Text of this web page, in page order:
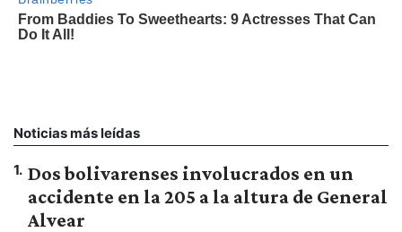
Noticias más leídas
1. Dos bolivarenses involucrados en un
accidente en la 205 a la altura de General
Alvear